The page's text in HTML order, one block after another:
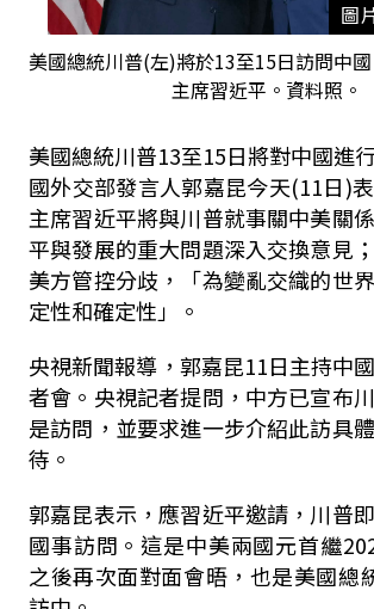
圖
美國總統川普(左)將於13至15日訪問中
主席習近平。資料照。
美國總統川普13至15日將對中國進
國外交部發言人郭嘉昆今天(11日)
主席習近平將與川普就事關中美關
平與發展的重大問題深入交換意見
美方管控分歧，「為變亂交織的世
定性和確定性」。
央視新聞報導，郭嘉昆11日主持中
者會。央視記者提問，中方已宣布
是訪問，並要求進一步介紹此訪具
待。
郭嘉昆表示，應習近平邀請，川普
國事訪問。這是中美兩國元首繼
之後再次面對面會晤，也是美國總